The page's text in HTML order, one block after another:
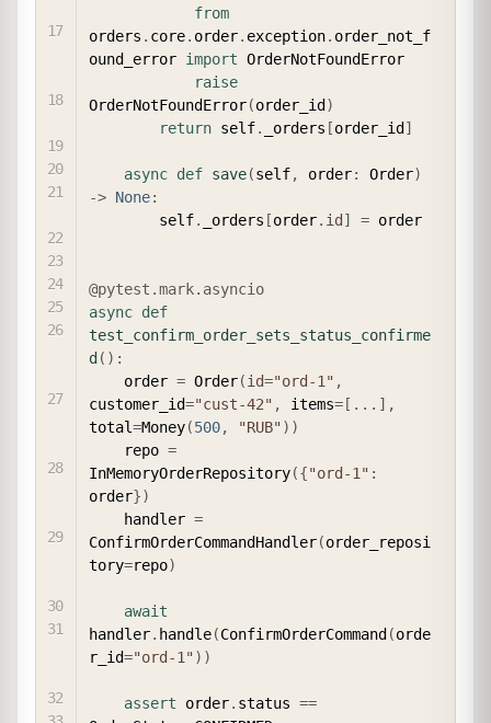
from
orders . core. order. exception. order_not_f
ound_error import OrderNotFoundError
raise
OrderNotFoundError(order_id )
return self. _orders [order_id ]
async def save(self, order: Order)
-> None:
        self
. _orders [order. id ] = order
@pytest .mark. asyncio
async def
test_confirm_order_sets_status_confirme
d ( ) :
    order
= Order(id="ord-1" ,
customer_id="cust-42" , items= [ . . . ] ,
total=Money(500, "RUB") )
    repo
=
InMemoryOrderRepository({"ord-1" :
order})
    handler
=
ConfirmOrderCommandHandler(order_reposi
tory=repo)
await
handler. handle(ConfirmOrderCommand (orde
r_id="ord-1") )
assert order. status ==